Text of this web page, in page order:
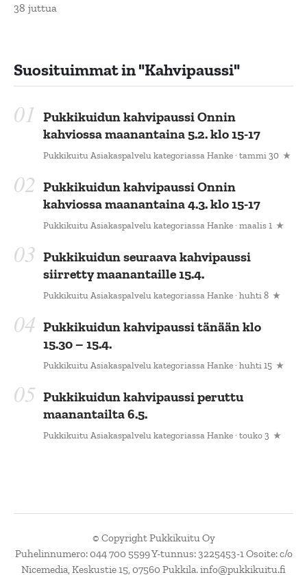
38 juttua
Suosituimmat in"kahvipaussi"
Pukkikuidun kahvipaussi Onnin
kahviossa maanantaina 5.2. klo 15-17
Pukkikuitu Asiakaspalvelu kategoriassaHanke· tammi 30
Pukkikuidun kahvipaussi Onnin
kahviossa maanantaina 4.3. klo 15-17
Pukkikuitu Asiakaspalvelu kategoriassaHanke· maalis 1
Pukkikuidun seuraava kahvipaussi
siirretty maanantaille 15.4.
Pukkikuitu Asiakaspalvelu kategoriassaHanke· huhti 8
Pukkikuidun kahvipaussi tänään klo
15.30 – 15.4.
Pukkikuitu Asiakaspalvelu kategoriassaHanke· huhti 15
Pukkikuidun kahvipaussi peruttu
maanantailta 6.5.
Pukkikuitu Asiakaspalvelu kategoriassaHanke· touko 3
© Copyright Pukkikuitu Oy
Puhelinnumero: 044 700 5599 Y-tunnus: 3225453-1 Osoite: c/o
Nicemedia, Keskustie 15, 07560 Pukkila. info@pukkikuitu.fi